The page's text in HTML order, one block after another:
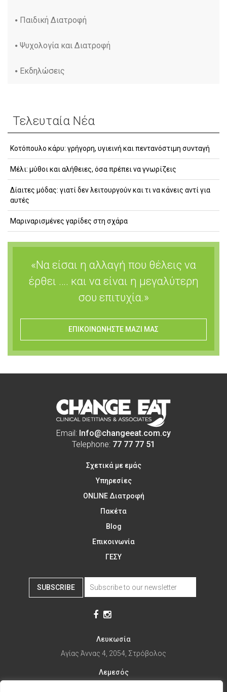
Παιδική Διατροφή
Ψυχολογία και Διατροφή
Εκδηλώσεις
Τελευταία Νέα
Κοτόπουλο κάρυ: γρήγορη, υγιεινή και πεντανόστιμη συνταγή
Μέλι: μύθοι και αλήθειες, όσα πρέπει να γνωρίζεις
Δίαιτες μόδας: γιατί δεν λειτουργούν και τι να κάνεις αντί για
αυτές
Μαριναρισμένες γαρίδες στη σχάρα
«Να είσαι η αλλαγή που θέλεις να
έρθει …. και να είναι η μεγαλύτερη
σου επιτυχία.»
ΕΠΙΚΟΙΝΩΝΗΣΤΕ ΜΑΖΙ ΜΑΣ
Email: Info@changeeat.com.cy
Telephone: 77 77 77 51
Σχετικά με εμάς
Υπηρεσίες
ONLINE Διατροφή
Πακέτα
Blog
Επικοινωνία
ΓΕΣΥ
SUBSCRIBE
Λευκωσία
Αγίας Άννας 4, 2054, Στρόβολος
Λεμεσός